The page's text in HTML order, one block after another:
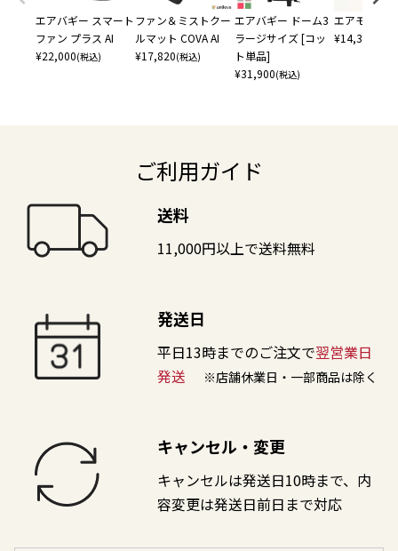
エアバギー スマート
ファン プラス AI
¥22,000(税込)
ファン＆ミストクー
ルマット COVA AI
¥17,820(税込)
エアバギー ドーム3
ラージサイズ [コッ
ト単品]
¥31,900(税込)
エアモン ペ
¥14,300
ご利用ガイド
送料
11,000円以上で送料無料
発送日
平日13時までのご注文で翌営業日
発送
※店舗休業日・一部商品は除く
キャンセル・変更
キャンセルは発送日10時まで、内
容変更は発送日前日まで対応